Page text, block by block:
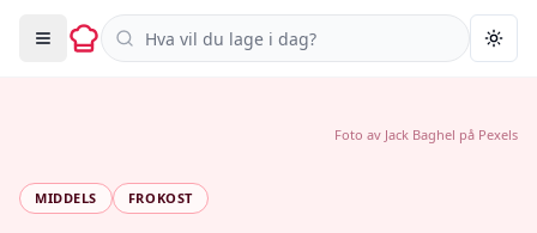
Søk i oppskrifter
MIDDELS FROKOST
Foto av Jack Baghel på Pexels